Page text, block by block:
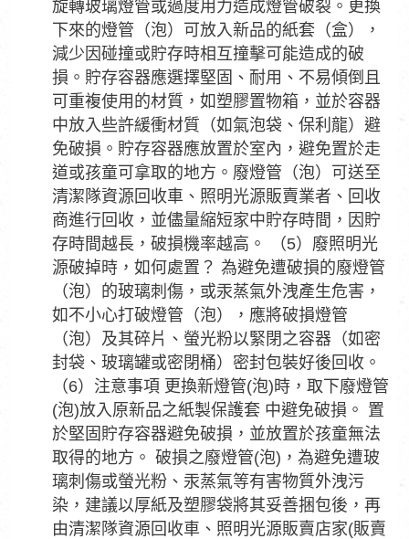
旋轉玻璃燈管或過度用力造成燈管破裂。更換
下來的燈管（泡）可放入新品的紙套（盒），
減少因碰撞或貯存時相互撞擊可能造成的破
損。貯存容器應選擇堅固、耐用、不易傾倒且
可重複使用的材質，如塑膠置物箱，並於容器
中放入些許緩衝材質（如氣泡袋、保利龍）避
免破損。貯存容器應放置於室內，避免置於走
道或孩童可拿取的地方。廢燈管（泡）可送至
清潔隊資源回收車、照明光源販賣業者、回收
商進行回收，並儘量縮短家中貯存時間，因貯
存時間越長，破損機率越高。 （5）廢照明光
源破掉時，如何處置？ 為避免遭破損的廢燈管
（泡）的玻璃刺傷，或汞蒸氣外洩產生危害，
如不小心打破燈管（泡），應將破損燈管
（泡）及其碎片、螢光粉以緊閉之容器（如密
封袋、玻璃罐或密閉桶）密封包裝好後回收。
（6）注意事項 更換新燈管(泡)時，取下廢燈管
(泡)放入原新品之紙製保護套 中避免破損。 置
於堅固貯存容器避免破損，並放置於孩童無法
取得的地方。 破損之廢燈管(泡)，為避免遭玻
璃刺傷或螢光粉、汞蒸氣等有害物質外洩污
染，建議以厚紙及塑膠袋將其妥善捆包後，再
由清潔隊資源回收車、照明光源販賣店家(販賣